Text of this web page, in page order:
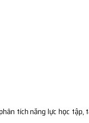
tích năng lực học